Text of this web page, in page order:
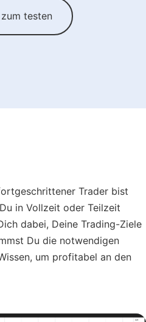
testen
Trader bist
in Vollzeit oder Teilzeit
dabei, Deine Trading-Ziele
Du die notwendigen
um profitabel an den